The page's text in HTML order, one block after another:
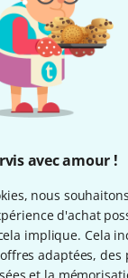
avec amour !
nous
d'achat
implique. Cela
adaptées, des
et la
+33-176548596
à votre
questions et
après achat.
rappel téléphonique